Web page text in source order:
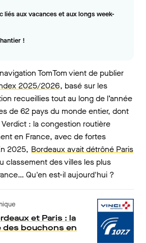
liés aux vacances et aux longs week-
!
TomTom vient de publier
2025/2026, basé sur les
recueillies tout au long de l’année
de 62 pays du monde entier, dont
: la congestion routière
en France, avec de fortes
2025, Bordeaux avait détrôné Paris
classement des villes les plus
Qu'en est-il aujourd'hui ?
et Paris : la
des bouchons en